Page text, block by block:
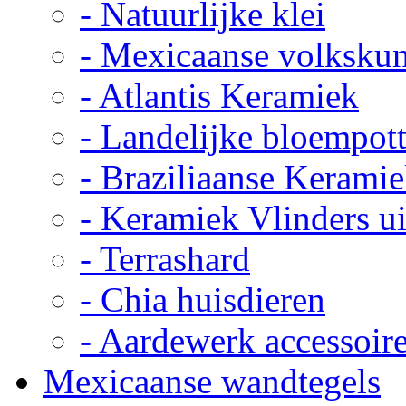
- Natuurlijke klei
- Mexicaanse
- Atlantis Keramiek
- Landelijke
- Braziliaanse
- Keramiek Vlinders
- Terrashard
- Chia huisdieren
- Aardewerk
Mexicaanse wandtegels